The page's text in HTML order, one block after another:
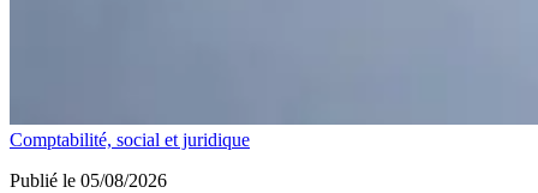
Comptabilité, social et juridique
Publié le 05/08/2026